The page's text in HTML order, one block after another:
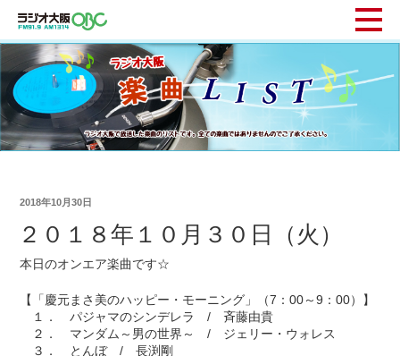
2018年10月30日
２０１８年１０月３０日（火）
本日のオンエア楽曲です☆
【「慶元まさ美のハッピー・モーニング」（7：00～9：00）】
１． パジャマのシンデレラ / 斉藤由貴
２． マンダム～男の世界～ / ジェリー・ウォレス
３． とんぼ / 長渕剛